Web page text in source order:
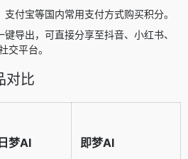
支付宝等国内常用支付方式购买积分。
键导出，可直接分享至抖音、小红书、
交平台。
对比
梦AI 即梦AI